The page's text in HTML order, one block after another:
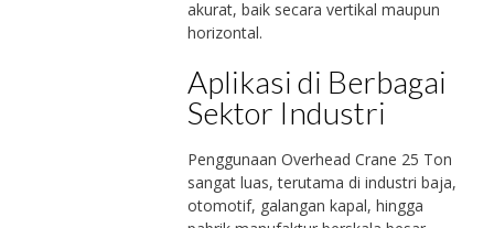
akurat, baik secara vertikal maupun
horizontal.
Aplikasi di Berbagai
Sektor Industri
Penggunaan Overhead Crane 25 Ton
sangat luas, terutama di industri baja,
otomotif, galangan kapal, hingga